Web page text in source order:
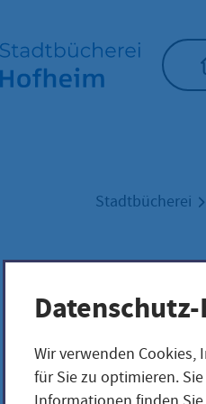
Stadtbücherei
Wir verwenden
für Sie zu optimieren.